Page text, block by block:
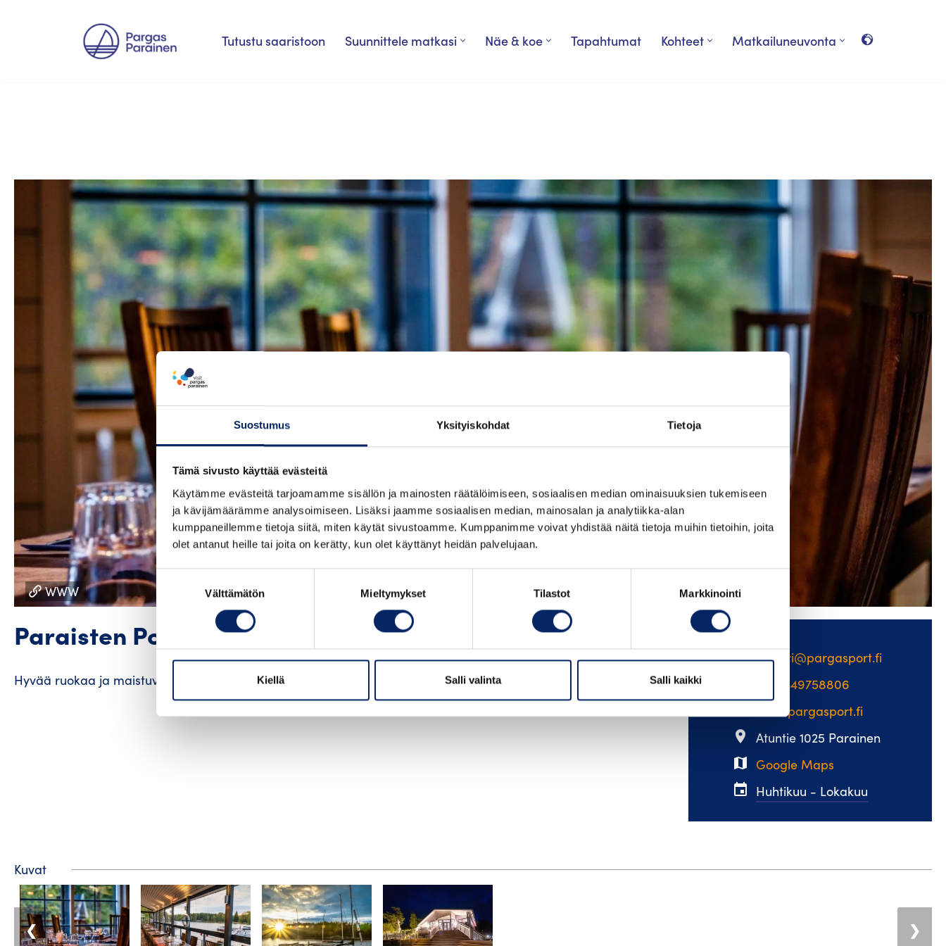
Suostumus Yksityiskohdat Tietoja
Tämä sivusto käyttää evästeitä
Käytämme evästeitä tarjoamamme sisällön ja mainosten räätälöimiseen, sosiaalisen median ominaisuuksien tukemiseen
ja kävijämäärämme analysoimiseen. Lisäksi jaamme sosiaalisen median, mainosalan ja analytiikka-alan
kumppaneillemme tietoja siitä, miten käytät sivustoamme. Kumppanimme voivat yhdistää näitä tietoja muihin tietoihin, joita
olet antanut heille tai joita on kerätty, kun olet käyttänyt heidän palvelujaan.
Suostumuksen
Välttämätön Mieltymykset Tilastot Markkinointi
Kiellä Salli valinta Salli kaikki
Tutustu saaristoon Suunnittele matkasi Näe & koe Tapahtumat Kohteet Matkailuneuvonta
WWW
Paraisten Portti ravintola
Hyvää ruokaa ja maistuvia juomia mahtavassa merimaisemassa!
email myynti@pargasport.fi
+358449758806
www.pargasport.fi
place
Atuntie 1025 Parainen
map Google Maps
event Huhtikuu - Lokakuu
Kuvat
❮ ❯